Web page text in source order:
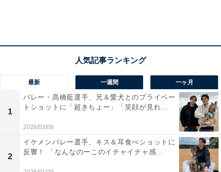
最新 一週間 一ヶ月
1
バレー・髙橋藍選手、兄＆愛犬とのプライベー
トショットに「超きちょー」「笑顔が見れ...
2026/03/08
2
イケメンバレー選手、キス＆耳食べショットに
反響！ 「なんなのーこのイチャイチャ感...